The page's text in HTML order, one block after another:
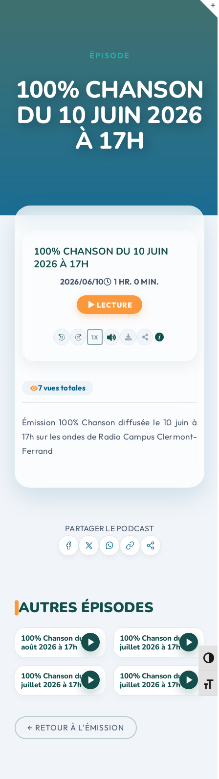
ÉPISODE
100% CHANSON
DU 10 JUIN 2026
À 17H
100% CHANSON DU 10 JUIN
2026 À 17H
2026/06/10 1 HR. 0 MIN.
LECTURE
1X
7vues totales
Émission 100% Chanson diffusée le 10 juin à
17h sur les ondes de Radio Campus Clermont-
Ferrand
PARTAGER LE PODCAST
AUTRES ÉPISODES
100% Chanson du 5
août 2026 à 17h
100% Chanson du 29
juillet 2026 à 17h
100% Chanson du 22
juillet 2026 à 17h
100% Chanson du 15
juillet 2026 à 17h
← RETOUR À L'ÉMISSION